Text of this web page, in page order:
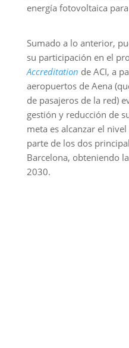
energía fotovoltaica
Sumado a lo anterior,
su participación en el
Accreditation de ACI, a
aeropuertos de Aena
de pasajeros de la red)
gestión y reducción de
meta es alcanzar el
parte de los dos
Barcelona, obteniendo
2030.